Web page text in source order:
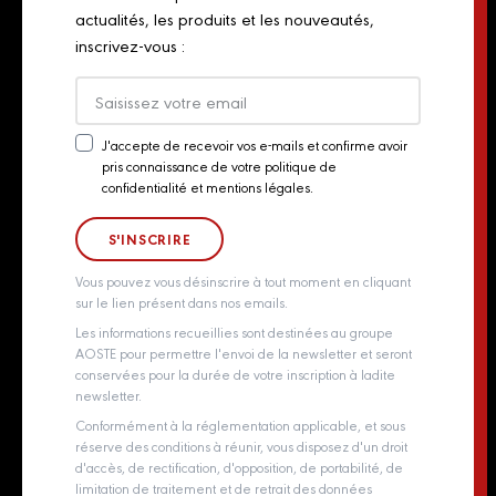
Actualités
Groupe Aoste
Whistleblowing policy
actualités, les produits et les nouveautés,
inscrivez-vous :
Newsletter
Consent
J'accepte de recevoir vos e-mails et confirme avoir
pris connaissance de votre politique de
confidentialité et mentions légales.
Vous pouvez vous désinscrire à tout moment en cliquant
sur le lien présent dans nos emails.
Les informations recueillies sont destinées au groupe
AOSTE pour permettre l'envoi de la newsletter et seront
conservées pour la durée de votre inscription à ladite
newsletter.
Conformément à la réglementation applicable, et sous
réserve des conditions à réunir, vous disposez d'un droit
d'accès, de rectification, d'opposition, de portabilité, de
limitation de traitement et de retrait des données